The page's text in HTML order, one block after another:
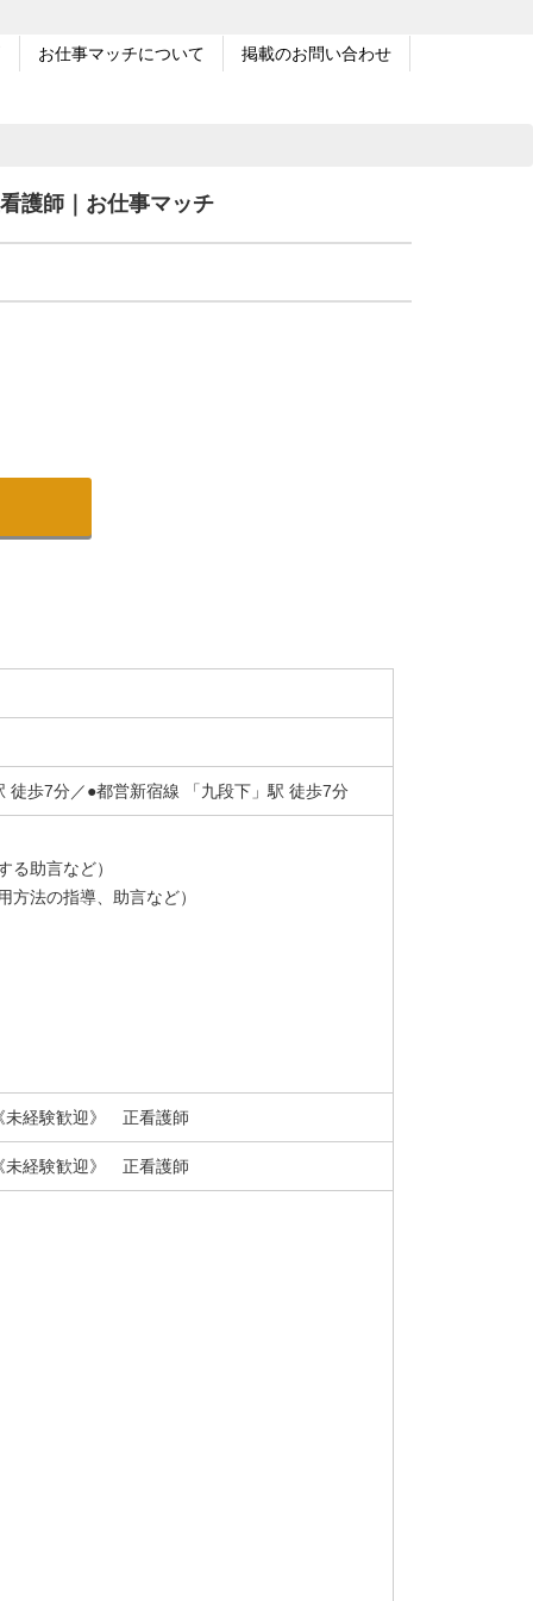
お仕事マッチについて 掲載のお問い合わせ
護師｜お仕事マッチ
歩7分／●都営新宿線 「九段下」駅 徒歩7分
助言など）
法の指導、助言など）
未経験歓迎》 正看護師
未経験歓迎》 正看護師